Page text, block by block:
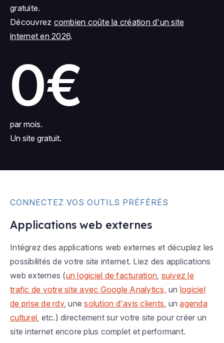
gratuite.
Découvrez combien coûte la création d'un site
internet en 2026.
0€
par mois.
Un site gratuit.
CONNECTEZ VOS OUTILS PRÉFÉRÉS
Applications web externes
Intégrez des applications web externes et décuplez les
possibilités de votre site internet. Liez des applications
web externes (un logiciel de facturation, suivez le
trafic de votre site avec Google Analytics, un logiciel
de prise de rdv, unesolution d'avis clients, unagenda
culturel, etc.) directement sur votre site pour créer un
site internet encore plus complet et performant.